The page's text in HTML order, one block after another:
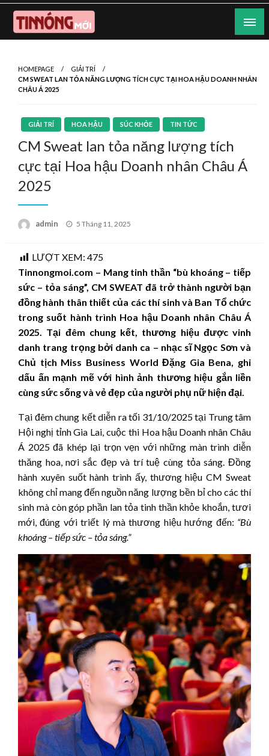
Skip
content
Tin Nóng Mới
Nơi cung cấp thông tin mới nhất
HOMEPAGE
GIẢI TRÍ
CM SWEAT LAN TỎA NĂNG LƯỢNG TÍCH CỰC TẠI HOA HẬU DOANH NHÂN
CHÂU Á 2025
GIẢI TRÍ HOA HẬU SÚC KHỎE TIN TỨC
CM Sweat lan tỏa năng lượng tích
cực tại Hoa hậu Doanh nhân Châu Á
2025
admin
Posted
5 Tháng 11, 2025
LƯỢT XEM: 475
Tinnongmoi.com – Mang tinh thần “bù khoáng – tiếp
sức – tỏa sáng”, CM SWEAT đã trở thành người bạn
đồng hành thân thiết của các thí sinh và Ban Tổ chức
trong suốt hành trình Hoa hậu Doanh nhân Châu Á
2025. Tại đêm chung kết, thương hiệu được vinh
danh trang trọng bởi danh ca – nhạc sĩ Ngọc Sơn và
Chủ tịch Miss Business World Đặng Gia Bena, ghi
dấu ấn mạnh mẽ với hình ảnh thương hiệu gắn liền
cùng sức sống và vẻ đẹp của người phụ nữ hiện đại.
Tại đêm chung kết diễn ra tối 31/10/2025 tại Trung tâm
Hội nghị tỉnh Gia Lai, cuộc thi Hoa hậu Doanh nhân Châu
Á 2025 đã khép lại trọn vẹn với những màn trình diễn
thăng hoa, nơi sắc đẹp và trí tuệ cùng tỏa sáng. Đồng
hành xuyên suốt hành trình ấy, thương hiệu CM Sweat
không chỉ mang đến nguồn năng lượng bền bỉ cho các thí
sinh mà còn góp phần lan tỏa tinh thần khỏe khoắn, tươi
mới, đúng với triết lý mà thương hiệu hướng đến: “Bù
khoáng – tiếp sức – tỏa sáng.”